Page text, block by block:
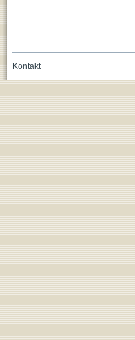
Kontakt